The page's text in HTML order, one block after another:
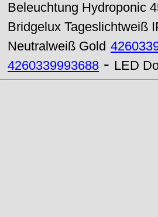
Beleuchtung Hydroponic
Bridgelux Tageslichtweiß
Neutralweiß Gold
4260339993688 - LED